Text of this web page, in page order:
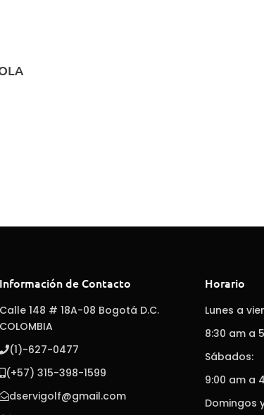
Información de Contacto
Calle 148 # 18A-08 Bogotá D.C.
COLOMBIA
(1)-627-0477
(+57) 315-398-1599
dservigolf@gmail.com
Horario
Lunes a
8:30 am a
Sábados:
9:00 am a
Domingos